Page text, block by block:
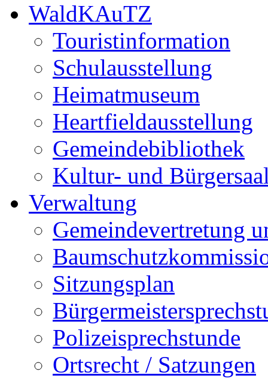
WaldKAuTZ
Touristinformation
Schulausstellung
Heimatmuseum
Heartfieldausstellung
Gemeindebibliothek
Kultur- und
Verwaltung
Gemeindevertretung
Sitzungsplan
Polizeisprechstunde
Ortsrecht / Satzungen